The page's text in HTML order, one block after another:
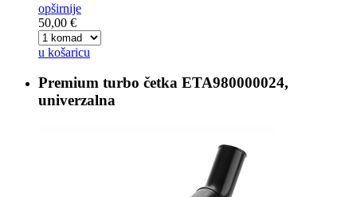
opširnije
50,00 €
u košaricu
Premium turbo četka ETA980000024,
univerzalna